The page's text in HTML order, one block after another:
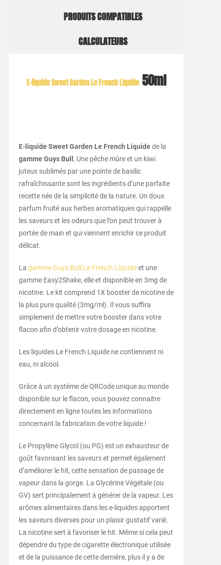
PRODUITS COMPATIBLES
CALCULATEURS
E-liquide Sweet Garden Le French Liquide50ml
E-liquide Sweet Garden Le French Liquidede la
gamme Guys Bull , Une pêche mûre et un kiwi
juteux sublimés par une pointe de basilic
rafraîchissante sont les ingrédients d’une parfaite
recette née de la simplicité de la nature. Un doux
parfum fruité aux herbes aromatiques qui rappelle
les saveurs et les odeurs que l’on peut trouver à
portée de main et qui viennent enrichir ce produit
délicat.
La gamme Guys Bull Le French Liquideet une
gamme Easy2Shake, elle et disponible en 3mg de
nicotine. Le kit comprend 1X booster de nicotine de
la plus pure qualité (3mg/ml). Il vous suffira
simplement de mettre votre booster dans votre
flacon afin d’obtenir votre dosage en nicotine.
Les liquides Le French Liquide ne contiennent ni
eau, ni alcool.
Grâce à un système de QRCode unique au monde
disponible sur le flacon, vous pouvez connaitre
directement en ligne toutes les informations
concernant la fabrication de votre liquide !
Le Propylène Glycol (ou PG) est un exhausteur de
goût favorisant les saveurs et permet également
d’améliorer le hit, cette sensation de passage de
vapeur dans la gorge. La Glycérine Végétale (ou
GV) sert principalement à générer de la vapeur. Les
arômes alimentaires dans les e-liquides apportent
les saveurs diverses pour un plaisir gustatif varié.
La nicotine sert à favoriser le hit. Même si cela peut
dépendre du type de cigarette électronique utilisée
et de la puissance de cette dernière, plus il y a de